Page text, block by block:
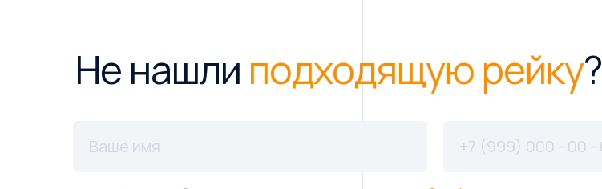
Не нашли подходящую рейку?